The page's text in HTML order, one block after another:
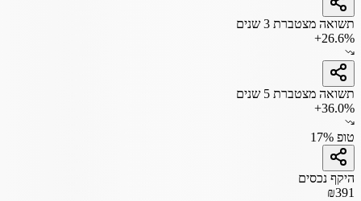
תשואה מצטברת 3 שנים
+26.6%
תשואה מצטברת 5 שנים
+36.0%
טופ 17%
היקף נכסים
₪391